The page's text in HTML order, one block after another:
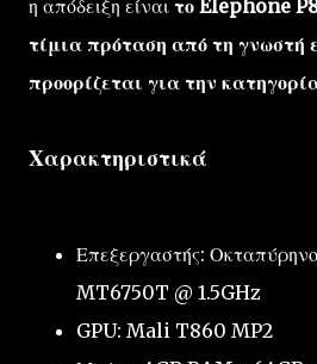
η απόδειξη είναι το Elephone
τίμια πρόταση από τη γνωστή
προορίζεται για την
Χαρακτηριστικά
Επεξεργαστής:
MT6750T @ 1.5GHz
GPU: Mali T860 MP2